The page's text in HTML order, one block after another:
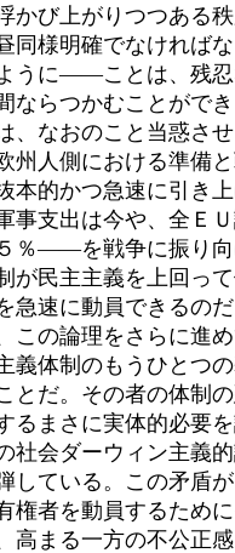
かび上がりつつある秩
様明確でなければ
うに――ことは、残忍
らつかむことがで
、なおのこと当惑さ
州人側における準備
的かつ急速に引き
事支出は今や、全Ｅ
％――を戦争に振り向
民主主義を上回っ
急速に動員できるの
の論理をさらに進め
体制のもうひとつ
とだ。その者の体制
まさに実体的必要
社会ダーウィン主義
している。この矛盾
権者を動員するため
まる一方の不公正